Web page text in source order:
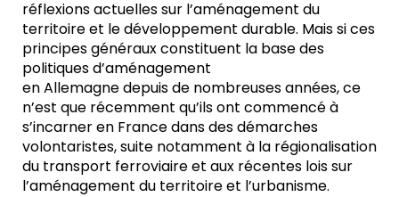
réflexions actuelles sur l’aménagement du
territoire et le développement durable. Mais si ces
principes généraux constituent la base des
politiques d’aménagement
en Allemagne depuis de nombreuses années, ce
n’est que récemment qu’ils ont commencé à
s’incarner en France dans des démarches
volontaristes, suite notamment à la régionalisation
du transport ferroviaire et aux récentes lois sur
l’aménagement du territoire et l’urbanisme.